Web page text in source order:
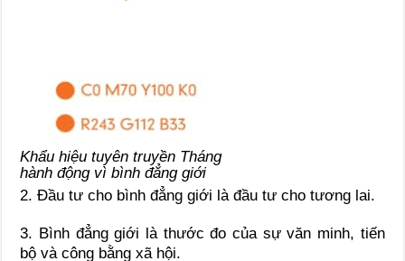
Khẩu hiệu tuyên truyền Tháng
hành động vì bình đẳng giới
2. Đầu tư cho bình đẳng giới là đầu tư cho tương lai.
3. Bình đẳng giới là thước đo của sự văn minh, tiến
bộ và công bằng xã hội.